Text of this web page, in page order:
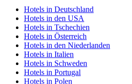
Hotels in Deutschland
Hotels in den USA
Hotels in Tschechien
Hotels in Österreich
Hotels in den Niederlanden
Hotels in Italien
Hotels in Schweden
Hotels in Portugal
Hotels in Polen